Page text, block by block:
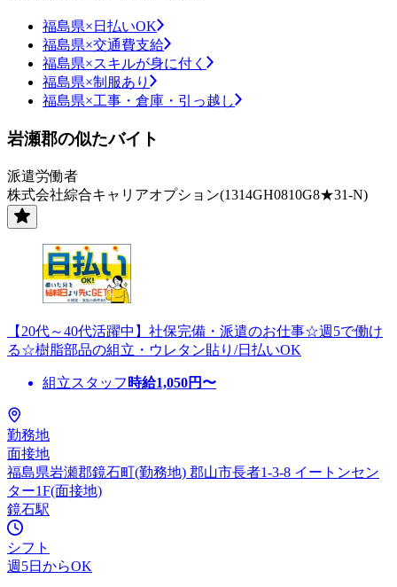
福島県×日払いOK
福島県×交通費支給
福島県×スキルが身に付く
福島県×制服あり
福島県×工事・倉庫・引っ越し
岩瀬郡の似たバイト
派遣労働者
株式会社綜合キャリアオプション(1314GH0810G8★31-N)
【20代～40代活躍中】社保完備・派遣のお仕事☆週5で働け
る☆樹脂部品の組立・ウレタン貼り/日払いOK
組立スタッフ 時給1,050円〜
勤務地
面接地
福島県岩瀬郡鏡石町(勤務地) 郡山市長者1-3-8 イートンセン
ター1F(面接地)
鏡石駅
シフト
週5日からOK